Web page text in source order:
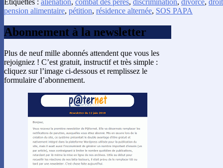
Étiquettes : aliénation, combat des pères, discrimination, divorce,
pension alimentaire, pétition, résidence alternée, SOS PAPA
Abonnement à la newsletter
Plus de neuf mille abonnés attendent que vous les
rejoigniez ! C’est gratuit, instructif et très simple :
cliquez sur l’image ci-dessous et remplissez le
formulaire d’abonnement.